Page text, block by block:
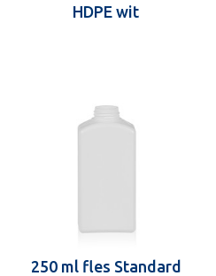
HDPE wit
250 ml fles Standard